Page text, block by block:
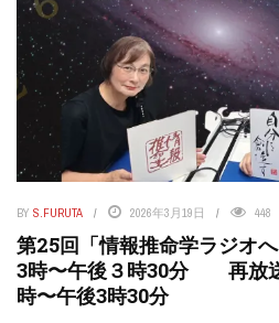
BY S.FURUTA 2026年3月19日 448
第25回「情報推命学ラジオ
3時〜午後３時30分 再放
時〜午後3時30分